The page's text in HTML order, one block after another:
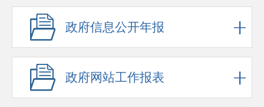
政府信息公开年报
政府网站工作报表